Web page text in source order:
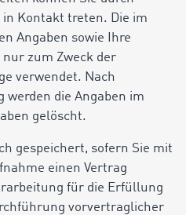
Kontakt treten. Die im
Angaben sowie Ihre
zum Zweck der
verwendet. Nach
werden die Angaben im
gelöscht.
gespeichert, sofern Sie mit
einen Vertrag
für die Erfüllung
vorvertraglicher